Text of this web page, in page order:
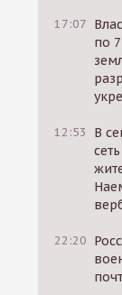
17:07
по
12:53
В
22:20